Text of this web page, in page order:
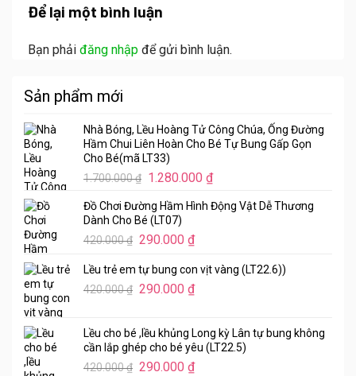
Để lại một bình luận
Bạn phải đăng nhập để gửi bình luận.
Sản phẩm mới
Nhà Bóng, Lều Hoàng Tử Công Chúa, Ống Đường
Hầm Chui Liên Hoàn Cho Bé Tự Bung Gấp Gọn
Cho Bé(mã LT33)
1.700.000₫ Giá
là:
1.700.000 ₫.
1.280.000₫Giá
tại
Đồ Chơi Đường Hầm Hình Động Vật Dễ Thương
Dành Cho Bé (LT07)
420.000₫ Giá
là:
420.000 ₫.
290.000₫Giá
tại
là:
Lều trẻ em tự bung con vịt vàng (LT22.6))
420.000₫ Giá
420.000 ₫.
290.000₫Giá
là:
290.000 ₫.
Lều cho bé ,lều khủng Long kỳ Lân tự bung không
cần lắp ghép cho bé yêu (LT22.5)
420.000₫ Giá
290.000₫Giá